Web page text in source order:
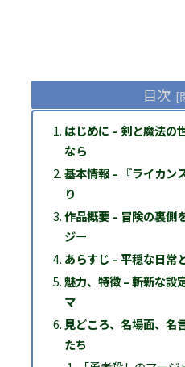
目次
はじめに – 剣と魔法の
なら
基本情報 – 『ライカン
り
作品概要 – 冒険の裏側
ジー
あらすじ – 平穏な日常
魅力、特徴 – 斬新な設
マ
見どころ、名場面、名
たち